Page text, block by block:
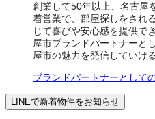
創業して50年以上、名古屋
着営業で、部屋探しをされ
じて喜びや安心感を提供で
屋市ブランドパートナーと
屋市の魅力を発信していけ
ブランドパートナーとして
LINEで新着物件をお知らせ